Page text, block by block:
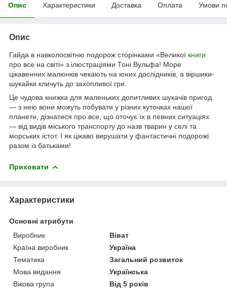
Опис Характеристики Доставка Оплата Умови
Опис
Гайда в навколосвітню подорож сторінками «Великої книги
про все на світі» з ілюстраціями Тоні Вульфа! Море
цікавенних малюнків чекають на юних дослідників, а віршики-
шукайки кличуть до захопливої гри.
Це чудова книжка для маленьких допитливих шукачів пригод
— з нею вони можуть побувати у різних куточках нашої
планети, дізнатися про все, що оточує їх в певних ситуаціях
— від видів міського транспорту до назв тварин у селі та
морських істот. І як цікаво вирушати у фантастичні подорожі
разом із батьками!
Приховати
Характеристики
Основні атрибути
Виробник
Віват
Країна виробник
Україна
Тематика
Загальний розвиток
Мова видання
Українська
Вікова група
Від 5 років